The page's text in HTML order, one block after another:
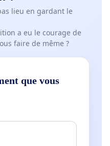
lieu en gardant le
a eu le courage de
faire de même ?
que vous